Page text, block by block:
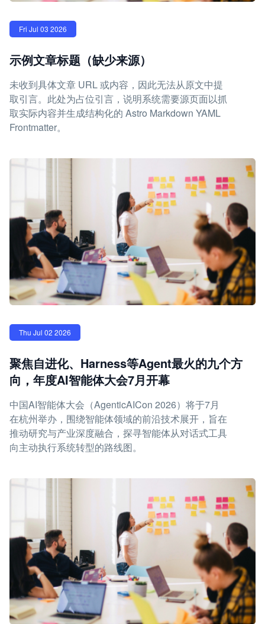
Fri Jul 03 2026
示例文章标题（缺少来源）
未收到具体文章 URL 或内容，因此无法从原文中提
取引言。此处为占位引言，说明系统需要源页面以抓
取实际内容并生成结构化的 Astro Markdown YAML
Frontmatter。
Thu Jul 02 2026
聚焦自进化、Harness等Agent最火的九个方
向，年度AI智能体大会7月开幕
中国AI智能体大会（AgenticAICon 2026）将于7月
在杭州举办，围绕智能体领域的前沿技术展开，旨在
推动研究与产业深度融合，探寻智能体从对话式工具
向主动执行系统转型的路线图。